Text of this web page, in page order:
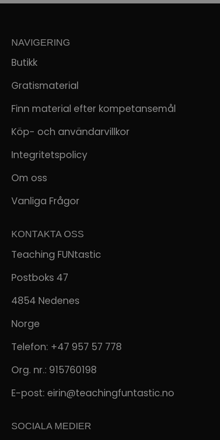
NAVIGERING
Butikk
Gratismaterial
Finn material efter kompetansemål
Köp- och användarvillkor
Integritetspolicy
Om oss
Vanliga Frågor
KONTAKTA OSS
Teaching FUNtastic
Postboks 47
4854 Nedenes
Norge
Telefon: +47 957 57 778
Org. nr.: 915760198
E-post: eirin@teachingfuntastic.no
SOCIALA MEDIER